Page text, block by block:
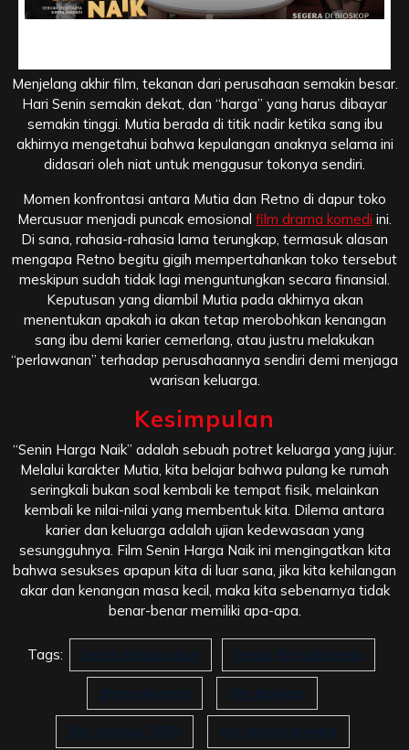
Menjelang akhir film, tekanan dari perusahaan semakin besar.
Hari Senin semakin dekat, dan “harga” yang harus dibayar
semakin tinggi. Mutia berada di titik nadir ketika sang ibu
akhirnya mengetahui bahwa kepulangan anaknya selama ini
didasari oleh niat untuk menggusur tokonya sendiri.
Momen konfrontasi antara Mutia dan Retno di dapur toko
Mercusuar menjadi puncak emosional film drama komedi ini.
Di sana, rahasia-rahasia lama terungkap, termasuk alasan
mengapa Retno begitu gigih mempertahankan toko tersebut
meskipun sudah tidak lagi menguntungkan secara finansial.
Keputusan yang diambil Mutia pada akhirnya akan
menentukan apakah ia akan tetap merobohkan kenangan
sang ibu demi karier cemerlang, atau justru melakukan
“perlawanan” terhadap perusahaannya sendiri demi menjaga
warisan keluarga.
Kesimpulan
“Senin Harga Naik” adalah sebuah potret keluarga yang jujur.
Melalui karakter Mutia, kita belajar bahwa pulang ke rumah
seringkali bukan soal kembali ke tempat fisik, melainkan
kembali ke nilai-nilai yang membentuk kita. Dilema antara
karier dan keluarga adalah ujian kedewasaan yang
sesungguhnya. Film Senin Harga Naik ini mengingatkan kita
bahwa sesukses apapun kita di luar sana, jika kita kehilangan
akar dan kenangan masa kecil, maka kita sebenarnya tidak
benar-benar memiliki apa-apa.
Tags: berita film bioskop berita film indonesia
drama komedi film bioskop
film bioskop 2026 film drama komedi